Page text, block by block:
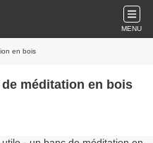
MENU
en bois
méditation en bois